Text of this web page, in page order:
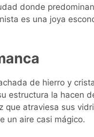
donde
es una joya
de hierro y
estructura la hacen
atraviesa sus
un aire casi mágico.